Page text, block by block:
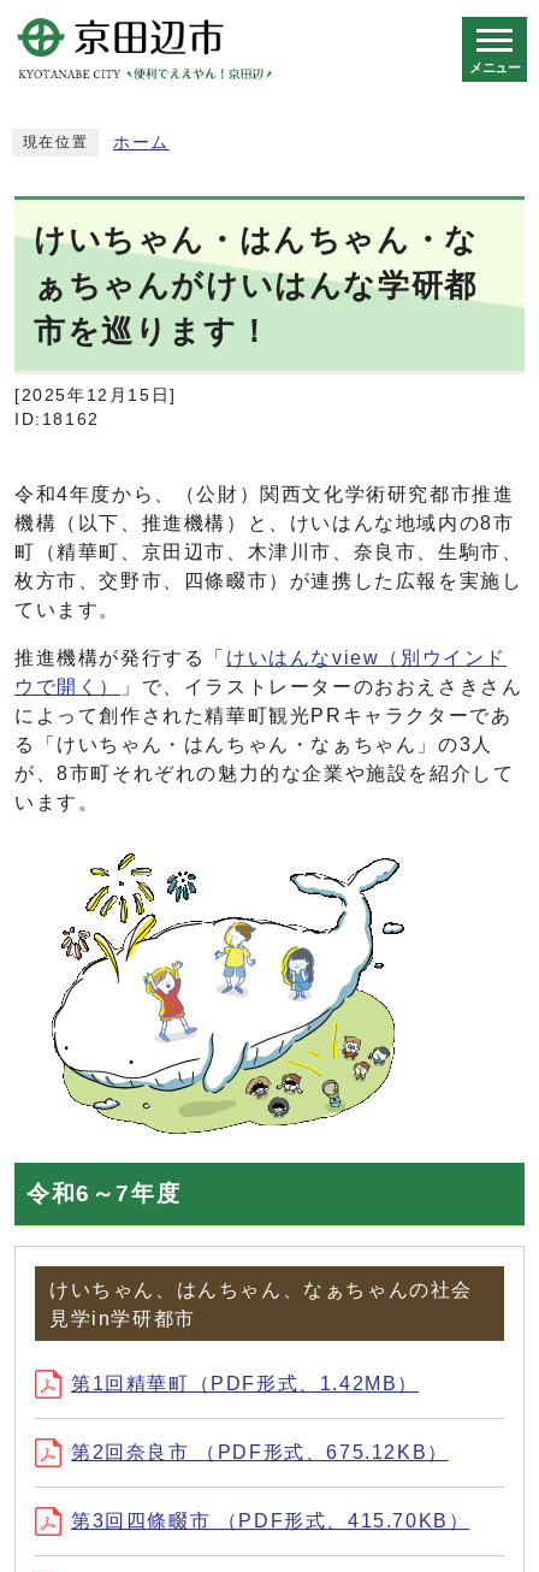
メニュー
現在位置 ホーム
けいちゃん・はんちゃん・な
ぁちゃんがけいはんな学研都
市を巡ります！
[2025年12月15日]
ID:18162
令和4年度から、（公財）関西文化学術研究都市推進
機構（以下、推進機構）と、けいはんな地域内の8市
町（精華町、京田辺市、木津川市、奈良市、生駒市、
枚方市、交野市、四條畷市）が連携した広報を実施し
ています。
推進機構が発行する「 けいはんなview （別ウインド
ウで開く）
」で、イラストレーターのおおえさきさん
によって創作された精華町観光PRキャラクターであ
る「けいちゃん・はんちゃん・なぁちゃん」の3人
が、8市町それぞれの魅力的な企業や施設を紹介して
います。
令和6～7年度
けいちゃん、はんちゃん、なぁちゃんの社会
見学in学研都市
第1回精華町（PDF形式、1.42MB）
第2回奈良市 （PDF形式、675.12KB）
第3回四條畷市 （PDF形式、415.70KB）